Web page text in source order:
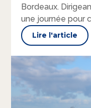
Bordeaux.
une journée pour
Lire l'article